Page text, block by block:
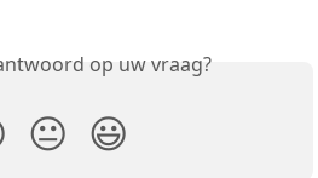
op uw vraag?
😐 😃